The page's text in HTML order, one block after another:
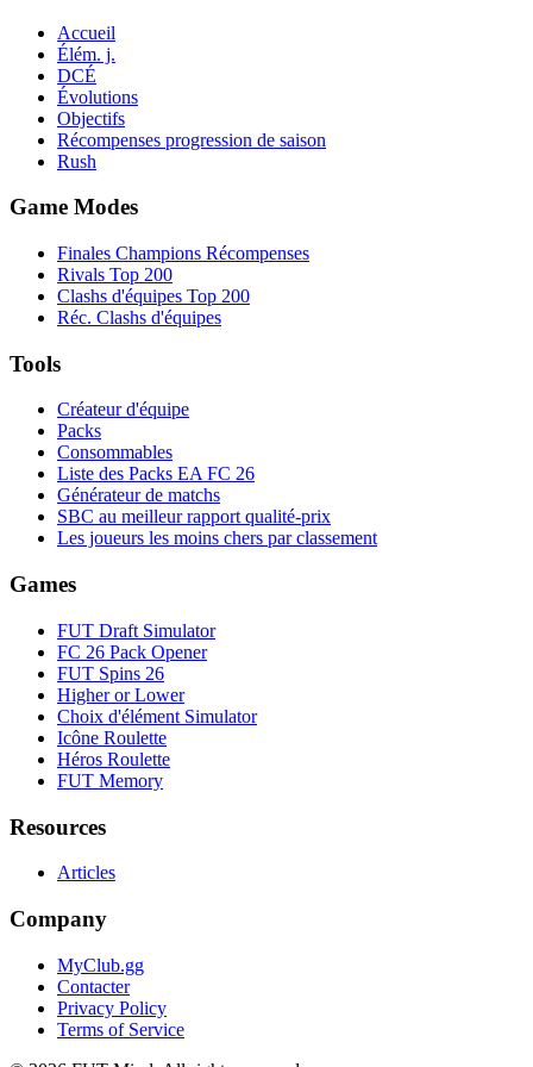
Accueil
Élém. j.
DCÉ
Évolutions
Objectifs
Récompenses progression de saison
Rush
Game Modes
Finales Champions Récompenses
Rivals Top 200
Clashs d'équipes Top 200
Réc. Clashs d'équipes
Tools
Créateur d'équipe
Packs
Consommables
Liste des Packs EA FC 26
Générateur de matchs
SBC au meilleur rapport qualité-prix
Les joueurs les moins chers par classement
Games
FUT Draft Simulator
FC 26 Pack Opener
FUT Spins 26
Higher or Lower
Choix d'élément Simulator
Icône Roulette
Héros Roulette
FUT Memory
Resources
Articles
Company
MyClub.gg
Contacter
Privacy Policy
Terms of Service